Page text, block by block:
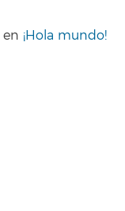
en ¡Hola mundo!